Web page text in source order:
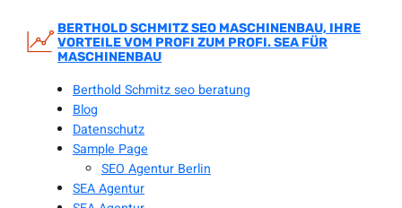
Inhalt
springen
BERTHOLD SCHMITZ SEO MASCHINENBAU, IHRE
VORTEILE VOM PROFI ZUM PROFI. SEA FÜR
MASCHINENBAU
Berthold Schmitz seo beratung
Blog
Datenschutz
Sample Page
SEO Agentur Berlin
SEA Agentur